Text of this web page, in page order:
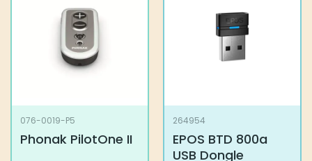
076-0019-P5
Phonak PilotOne II
264954
EPOS BTD 800a
USB Dongle